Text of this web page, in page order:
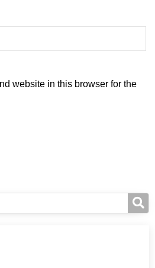
website in this browser for the